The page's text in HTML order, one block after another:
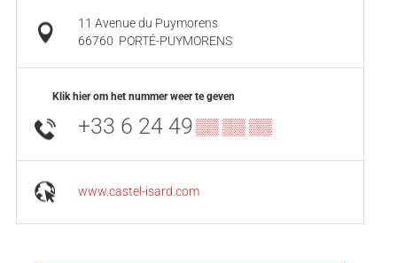
11 Avenue du Puymorens
66760 PORTÉ-PUYMORENS
Klik hier om het nummer weer te geven
+33 6 24 49▒▒ ▒▒ ▒▒
www.castel-isard.com